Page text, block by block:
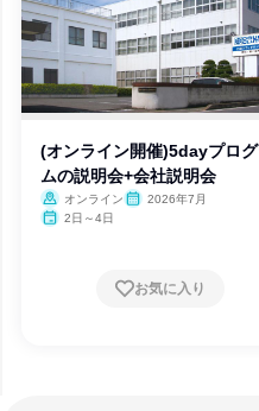
(オンライン開催)5dayプロ
ムの説明会+会社説明会
オンライン
2026年7月
2日～4日
お気に入り